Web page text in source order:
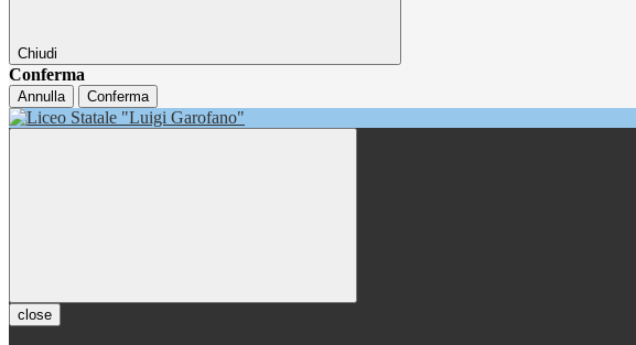
Chiudi
Conferma
Annulla Conferma
close